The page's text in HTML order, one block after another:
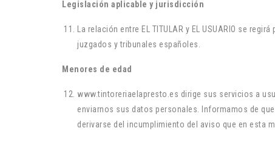
Legislación aplicable y jurisdicción
La relación entre EL TITULAR y EL USUARIO se
juzgados y tribunales españoles.
Menores de edad
www.tintoreriaelapresto.es dirige sus servicios a
enviarnos sus datos personales. Informamos de
derivarse del incumplimiento del aviso que en esta